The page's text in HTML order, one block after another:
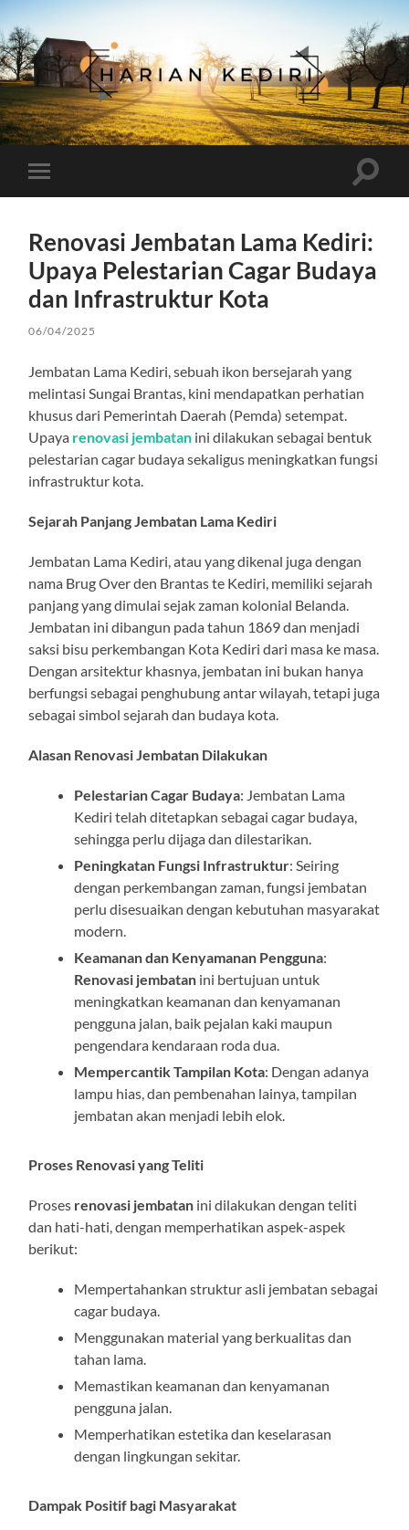
Harian
Kediri
mobile
Toggle
Renovasi Jembatan Lama Kediri:
Upaya Pelestarian Cagar Budaya
dan Infrastruktur Kota
06/04/2025
Jembatan Lama Kediri, sebuah ikon bersejarah yang
melintasi Sungai Brantas, kini mendapatkan perhatian
khusus dari Pemerintah Daerah (Pemda) setempat.
Upaya renovasi jembatan ini dilakukan sebagai bentuk
pelestarian cagar budaya sekaligus meningkatkan fungsi
infrastruktur kota.
Sejarah Panjang Jembatan Lama Kediri
Jembatan Lama Kediri, atau yang dikenal juga dengan
nama Brug Over den Brantas te Kediri, memiliki sejarah
panjang yang dimulai sejak zaman kolonial Belanda.
Jembatan ini dibangun pada tahun 1869 dan menjadi
saksi bisu perkembangan Kota Kediri dari masa ke masa.
Dengan arsitektur khasnya, jembatan ini bukan hanya
berfungsi sebagai penghubung antar wilayah, tetapi juga
sebagai simbol sejarah dan budaya kota.
Alasan Renovasi Jembatan Dilakukan
Pelestarian Cagar Budaya: Jembatan Lama
Kediri telah ditetapkan sebagai cagar budaya,
sehingga perlu dijaga dan dilestarikan.
Peningkatan Fungsi Infrastruktur: Seiring
dengan perkembangan zaman, fungsi jembatan
perlu disesuaikan dengan kebutuhan masyarakat
modern.
Keamanan dan Kenyamanan Pengguna:
Renovasi jembatan ini bertujuan untuk
meningkatkan keamanan dan kenyamanan
pengguna jalan, baik pejalan kaki maupun
pengendara kendaraan roda dua.
Mempercantik Tampilan Kota: Dengan adanya
lampu hias, dan pembenahan lainya, tampilan
jembatan akan menjadi lebih elok.
Proses Renovasi yang Teliti
Proses renovasi jembatan ini dilakukan dengan teliti
dan hati-hati, dengan memperhatikan aspek-aspek
berikut:
Mempertahankan struktur asli jembatan sebagai
cagar budaya.
Menggunakan material yang berkualitas dan
tahan lama.
Memastikan keamanan dan kenyamanan
pengguna jalan.
Memperhatikan estetika dan keselarasan
dengan lingkungan sekitar.
Dampak Positif bagi Masyarakat